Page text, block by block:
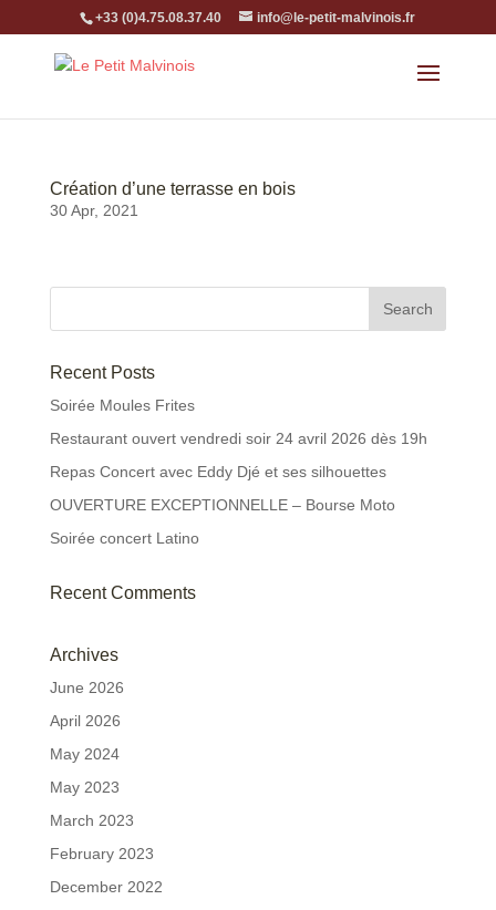
+33 (0)4.75.08.37.40 info@le-petit-malvinois.fr
Création d’une terrasse en bois
30 Apr, 2021
Recent Posts
Soirée Moules Frites
Restaurant ouvert vendredi soir 24 avril 2026 dès 19h
Repas Concert avec Eddy Djé et ses silhouettes
OUVERTURE EXCEPTIONNELLE – Bourse Moto
Soirée concert Latino
Recent Comments
Archives
June 2026
April 2026
May 2024
May 2023
March 2023
February 2023
December 2022